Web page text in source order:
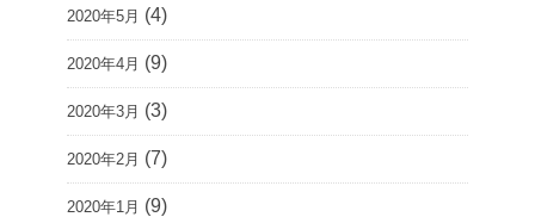
2020年5月 (4)
2020年4月 (9)
2020年3月 (3)
2020年2月 (7)
2020年1月 (9)